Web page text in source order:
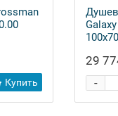
Купить
100x70
29
-